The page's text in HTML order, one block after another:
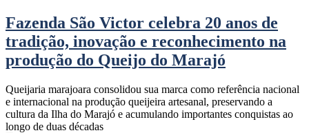
Fazenda São Victor celebra 20 anos de
tradição, inovação e reconhecimento na
produção do Queijo do Marajó
Queijaria marajoara consolidou sua marca como referência nacional
e internacional na produção queijeira artesanal, preservando a
cultura da Ilha do Marajó e acumulando importantes conquistas ao
longo de duas décadas